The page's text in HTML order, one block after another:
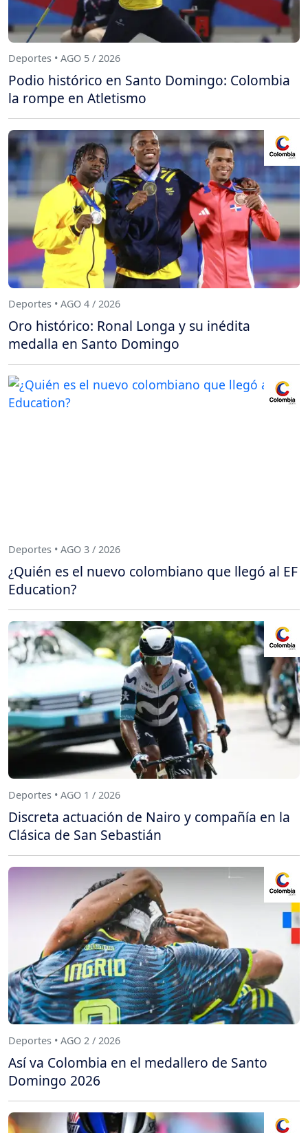
Deportes • AGO 5 / 2026
Podio histórico en Santo Domingo: Colombia
la rompe en Atletismo
Deportes • AGO 4 / 2026
Oro histórico: Ronal Longa y su inédita
medalla en Santo Domingo
Deportes • AGO 3 / 2026
¿Quién es el nuevo colombiano que llegó al EF
Education?
Deportes • AGO 1 / 2026
Discreta actuación de Nairo y compañía en la
Clásica de San Sebastián
Deportes • AGO 2 / 2026
Así va Colombia en el medallero de Santo
Domingo 2026